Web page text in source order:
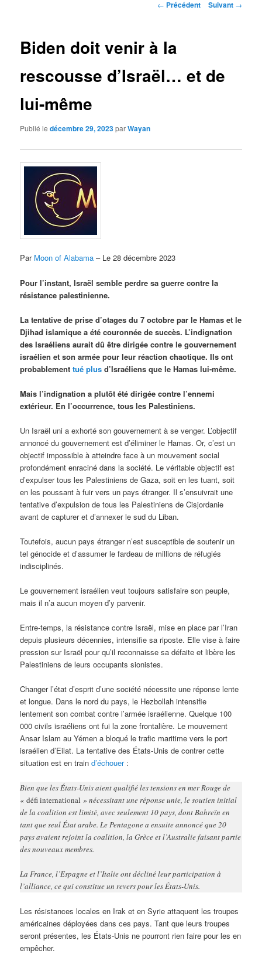
Navigation
← Précédent Suivant →
Biden doit venir à la
rescousse d’Israël… et de
lui-même
Publié ledécembre 29, 2023parWayan
Par Moon of Alabama – Le 28 décembre 2023
Pour l’instant, Israël semble perdre sa guerre contre la
résistance palestinienne.
La tentative de prise d’otages du 7 octobre par le Hamas et le
Djihad islamique a été couronnée de succès. L’indignation
des Israéliens aurait dû être dirigée contre le gouvernement
israélien et son armée pour leur réaction chaotique. Ils ont
probablementtué plus d’Israéliens que le Hamas lui-même.
Mais l’indignation a plutôt été dirigée contre l’ennemi
extérieur. En l’occurrence, tous les Palestiniens.
Un Israël uni a exhorté son gouvernement à se venger. L’objectif
annoncé du gouvernement est d’éliminer le Hamas. Or, c’est un
objectif impossible à atteindre face à un mouvement social
profondément enraciné dans la société. Le véritable objectif est
d’expulser tous les Palestiniens de Gaza, soit en les tuant, soit
en les poussant à fuir vers un pays étranger. Il s’ensuivrait une
tentative d’expulsion de tous les Palestiniens de Cisjordanie
avant de capturer et d’annexer le sud du Liban.
Toutefois, aucun pays étranger n’est susceptible de soutenir un
tel génocide et d’assumer le fardeau de millions de réfugiés
indisciplinés.
Le gouvernement israélien veut toujours satisfaire son peuple,
mais il n’a aucun moyen d’y parvenir.
Entre-temps, la résistance contre Israël, mise en place par l’Iran
depuis plusieurs décennies, intensifie sa riposte. Elle vise à faire
pression sur Israël pour qu’il reconnaisse sa défaite et libère les
Palestiniens de leurs occupants sionistes.
Changer l’état d’esprit d’une société nécessite une réponse lente
et longue. Dans le nord du pays, le Hezbollah intensifie
lentement son combat contre l’armée israélienne. Quelque 100
000 civils israéliens ont fui la zone frontalière. Le mouvement
Ansar Islam au Yémen a bloqué le trafic maritime vers le port
israélien d’Eilat. La tentative des États-Unis de contrer cette
situation est en traind’échouer:
Bien que les États-Unis aient qualifié les tensions en mer Rouge de
«défi international » nécessitant une réponse unie, le soutien initial
de la coalition est limité, avec seulement 10 pays, dont Bahreïn en
tant que seul État arabe. Le Pentagone a ensuite annoncé que 20
pays avaient rejoint la coalition, la Grèce et l’Australie faisant partie
des nouveaux membres.
La France, l’Espagne et l’Italie ont décliné leur participation à
l’alliance, ce qui constitue un revers pour les États-Unis.
Les résistances locales en Irak et en Syrie attaquent les troupes
américaines déployées dans ces pays. Tant que leurs troupes
seront présentes, les États-Unis ne pourront rien faire pour les en
empêcher.